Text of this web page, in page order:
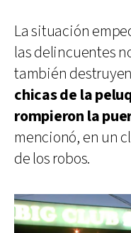
La situación
las delincuentes
también
chicas de la
rompieron la
mencionó, en un
de los robos.